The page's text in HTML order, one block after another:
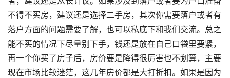
不得不买房，建议还是选择二手房，其次你需要落户或者有
落户方面的问题需要了解，也可以私底下和我们交流。总之
能不买的情况下尽量别下手，钱还是放在自己口袋里要紧，
再一个你买了房子后，房价要是降得很厉害也不划算，主要
现在市场比较迷茫，这几年房价都是大打折扣。如果是因为